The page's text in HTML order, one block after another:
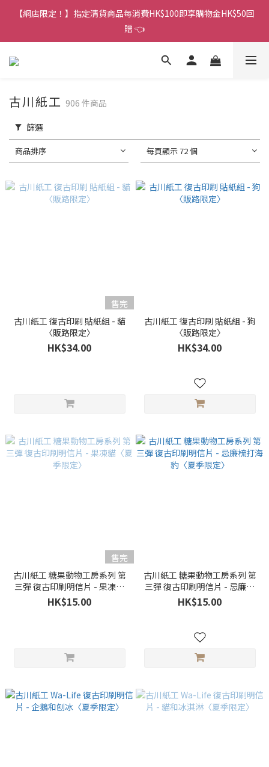
香港訂單金額滿HK$150包平郵｜滿HK$299包易寄取｜滿HK$499
包順豐／京東
【網店限定！】指定清貨商品每消費HK$100即享購物金HK$50回
贈 👈
香港訂單金額滿HK$150包平郵｜滿HK$299包易寄取｜滿HK$499
古川紙工 906 件商品
篩選
商品排序 每頁顯示 72 個
售完
古川紙工 復古印刷 貼紙組 - 貓
〈販路限定〉
HK$34.00
古川紙工 復古印刷 貼紙組 - 狗
〈販路限定〉
HK$34.00
售完
古川紙工 糖果動物工房系列 第
三彈 復古印刷明信片 - 果凍貓
〈夏季限定〉
HK$15.00
古川紙工 糖果動物工房系列 第
三彈 復古印刷明信片 - 忌廉梳
打海豹〈夏季限定〉
HK$15.00